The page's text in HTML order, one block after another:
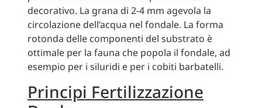
decorativo. La grana di 2-4 mm agevola la
circolazione dell’acqua nel fondale. La forma
rotonda delle componenti del substrato è
ottimale per la fauna che popola il fondale, ad
esempio per i siluridi e per i cobiti barbatelli.
Principi Fertilizzazione